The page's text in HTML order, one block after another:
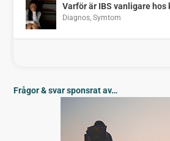
Varför är IBS vanligare hos
Diagnos ,Symtom
Frågor & svar sponsrat av…